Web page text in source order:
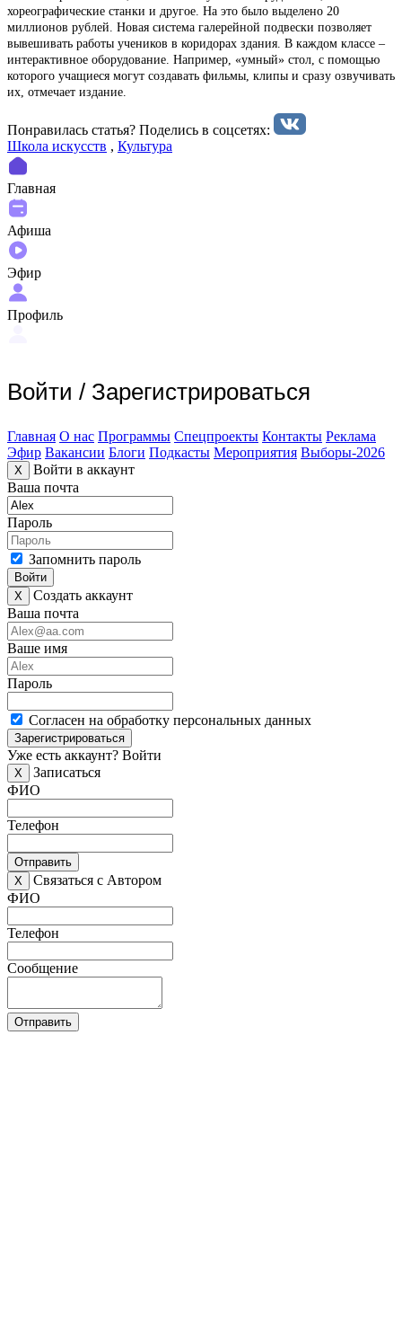
хореографические станки и другое. На это было выделено 20
миллионов рублей. Новая система галерейной подвески позволяет
вывешивать работы учеников в коридорах здания. В каждом классе –
интерактивное оборудование. Например, «умный» стол, с помощью
которого учащиеся могут создавать фильмы, клипы и сразу озвучивать
их, отмечает издание.
Понравилась статья? Поделиcь в соцсетях:
Школа искусств , Культура
Главная
Афиша
Эфир
Профиль
Войти / Зарегистрироваться
Главная О нас Программы Спецпроекты Контакты Реклама
Эфир Вакансии Блоги Подкасты Мероприятия Выборы-2026
X
Войти в аккаунт
Ваша почта
Пароль
Запомнить пароль
Войти
X
Создать аккаунт
Ваша почта
Ваше имя
Пароль
Согласен на обработку персональных данных
Зарегистрироваться
Уже есть аккаунт? Войти
X
Записаться
ФИО
Телефон
Отправить
X
Связаться с Автором
ФИО
Телефон
Сообщение
Отправить